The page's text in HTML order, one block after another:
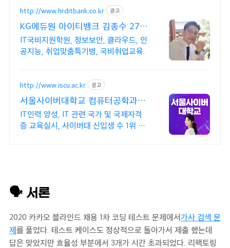
http://www.hrditbank.co.kr 광고
KG에듀원 아이티뱅크 김종수 27년
경력전문가 IT취업상담
IT국비지원학원, 정보보안, 클라우드, 인
공지능, 취업맞춤특기병, 국비취업교육.
http://www.iscu.ac.kr 광고
서울사이버대학교 컴퓨터공학과
2026 가을학기 신편입생
IT인력 양성, IT 관련 국가 및 국제자격
증 교육실시, 사이버대 신입생 수 1위 장
🗣 서론
2020 카카오 블라인드 채용 1차 코딩 테스트 문제에서가사 검색 문
제를 풀었다. 테스트 케이스도 정상적으로 돌아가서 제출 했는데
답은 맞았지만 효율성 부분에서 3개가 시간 초과되었다. 리팩토링